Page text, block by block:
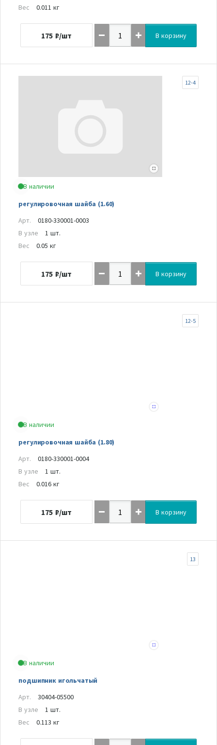
Вес
0.011 кг
175 ₽/шт В корзину
В наличии
регулировочная шайба (1.60)
12-4
Арт.
0180-330001-0003
В узле
1 шт.
Вес
0.05 кг
175 ₽/шт В корзину
В наличии
регулировочная шайба (1.80)
12-5
Арт.
0180-330001-0004
В узле
1 шт.
Вес
0.016 кг
175 ₽/шт В корзину
В наличии
подшипник игольчатый
13
Арт.
30404-05500
В узле
1 шт.
Вес
0.113 кг